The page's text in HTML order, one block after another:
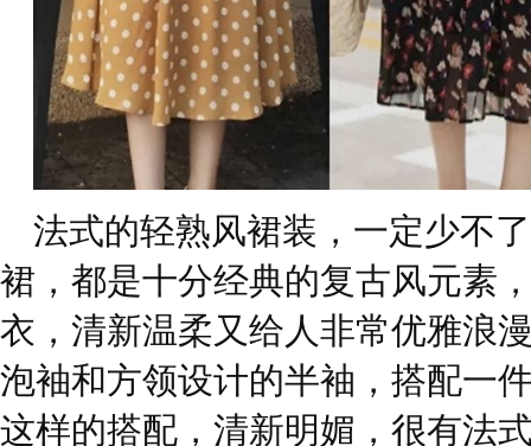
法式的轻熟风裙装，一定少不
裙，都是十分经典的复古风元素
衣，清新温柔又给人非常优雅浪
泡袖和方领设计的半袖，搭配一
这样的搭配，清新明媚，很有法